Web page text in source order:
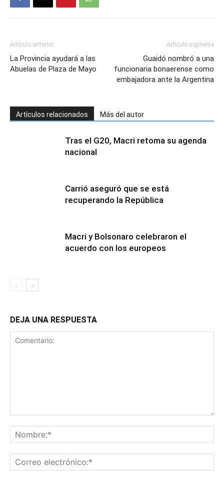
Artículo anterior
La Provincia ayudará a las
Abuelas de Plaza de Mayo
Artículo siguiente
Guaidó nombró a una
funcionaria bonaerense como
embajadora ante la Argentina
Artículos relacionados Más del autor
Tras el G20, Macri retoma su agenda
nacional
Carrió aseguró que se está
recuperando la República
Macri y Bolsonaro celebraron el
acuerdo con los europeos
DEJA UNA RESPUESTA